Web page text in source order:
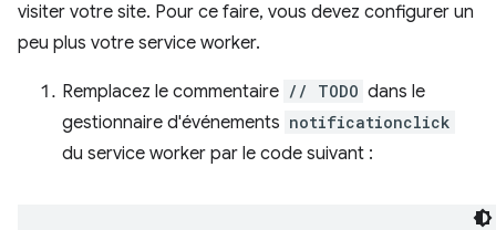
visiter votre site. Pour ce faire, vous devez configurer un
peu plus votre service worker.
Remplacez le commentaire // TODO dans le
gestionnaire d'événements notificationclick
du service worker par le code suivant :